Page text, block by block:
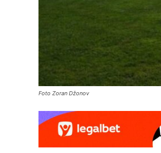
Foto Zoran Džonov